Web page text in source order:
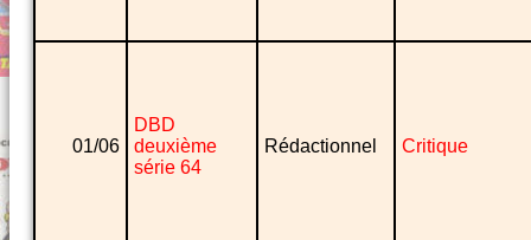
01/06
DBD
deuxième
série 64
Rédactionnel Critique